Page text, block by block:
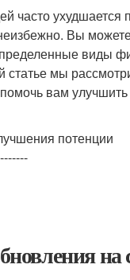
часто ухудшается
Вы
виды
статье мы
вам
потенции
на